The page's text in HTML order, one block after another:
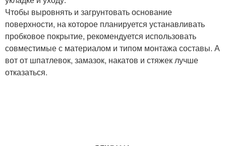
Чтобы выровнять и загрунтовать основание
поверхности, на которое планируется устанавливать
пробковое покрытие, рекомендуется использовать
совместимые с материалом и типом монтажа составы. А
вот от шпатлевок, замазок, накатов и стяжек лучше
отказаться.